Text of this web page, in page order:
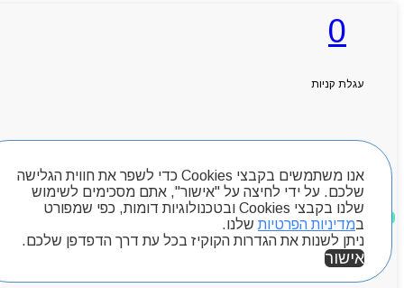
אנו משתמשים בקבצי Cookies כדי לשפר את חווית הגלישה
שלכם. על ידי לחיצה על "אישור", אתם מסכימים לשימוש
שלנו בקבצי Cookies ובטכנולוגיות דומות, כפי שמפורט
במדיניות הפרטיות שלנו.
ניתן לשנות את הגדרות הקוקיז בכל עת דרך הדפדפן שלכם.
אישור
0
עגלת קניות
חיפוש מוצרים
מוצרים שאהבתי
ראשי
קטלוג מוצרים
המגזין